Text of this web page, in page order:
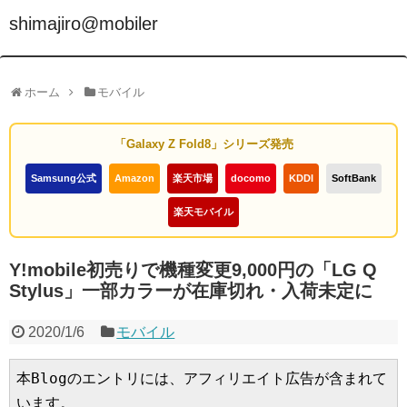
shimajiro@mobiler
ホーム モバイル
「Galaxy Z Fold8」シリーズ発売
Samsung公式 Amazon 楽天市場 docomo KDDI SoftBank
楽天モバイル
Y!mobile初売りで機種変更9,000円の「LG Q
Stylus」一部カラーが在庫切れ・入荷未定に
2020/1/6 モバイル
本Blogのエントリには、アフィリエイト広告が含まれて
います。